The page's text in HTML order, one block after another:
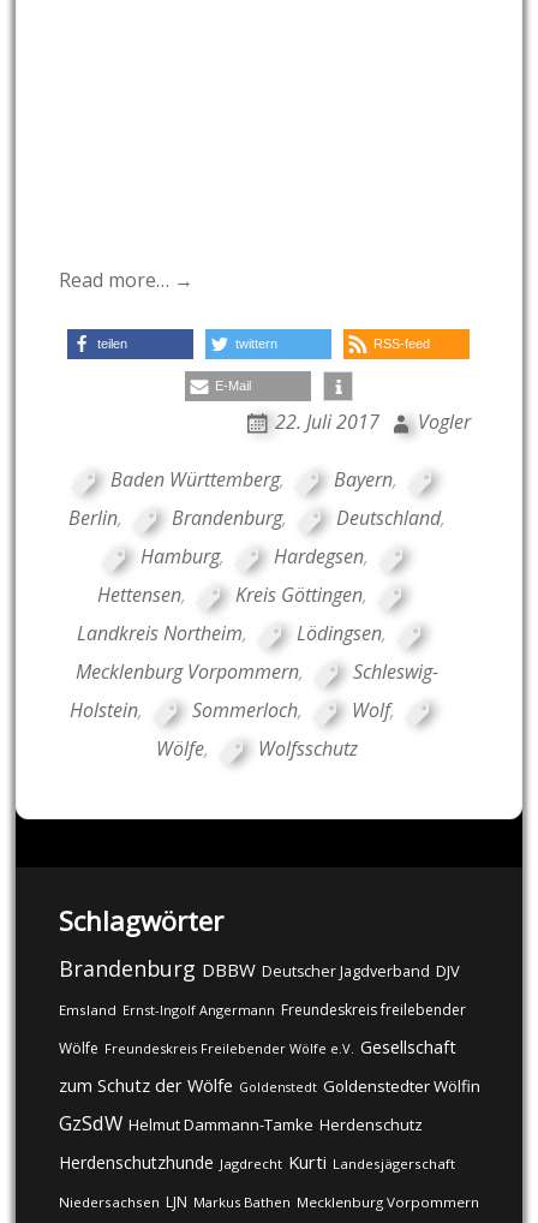
Read more… →
teilen twittern RSS-feed
E-Mail
22. Juli 2017 Vogler
Baden Württemberg, Bayern,
Berlin, Brandenburg, Deutschland,
Hamburg, Hardegsen,
Hettensen, Kreis Göttingen,
Landkreis Northeim, Lödingsen,
Mecklenburg Vorpommern,
Schleswig-
Holstein, Sommerloch, Wolf,
Wölfe, Wolfsschutz
Schlagwörter
Brandenburg DBBW Deutscher Jagdverband DJV
Emsland Ernst-Ingolf Angermann Freundeskreis freilebender
Wölfe Freundeskreis Freilebender Wölfe e.V. Gesellschaft
zum Schutz der Wölfe Goldenstedt Goldenstedter Wölfin
GzSdW Helmut Dammann-Tamke Herdenschutz
Herdenschutzhunde Jagdrecht Kurti Landesjägerschaft
Niedersachsen LJN Markus Bathen Mecklenburg Vorpommern